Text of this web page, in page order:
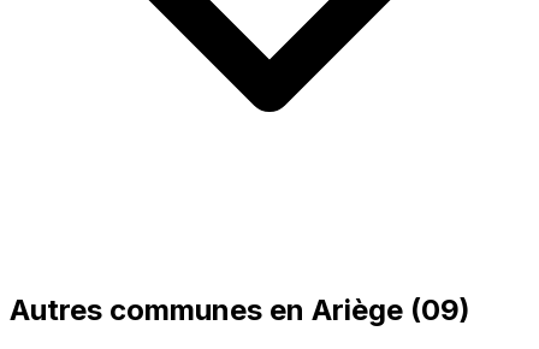
Autres communes en Ariège (09)